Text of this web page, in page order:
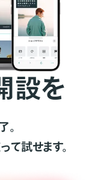
設を
。
て試せます。